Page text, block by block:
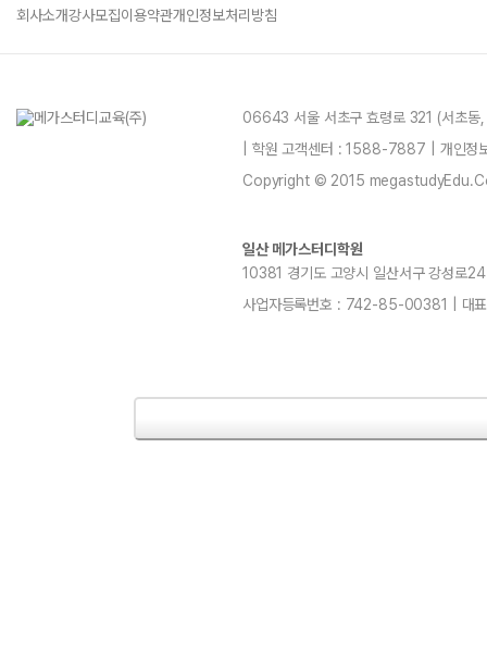
회사소개강사모집이용약관개인정보처리방침
06643 서울 서초구 효령로 321 (서초
| 학원 고객센터 : 1588-7887 | 개인
Copyright © 2015
일산 메가스터디학원
10381 경기도 고양시 일산서구 강성
사업자등록번호 : 742-85-00381 | 대표